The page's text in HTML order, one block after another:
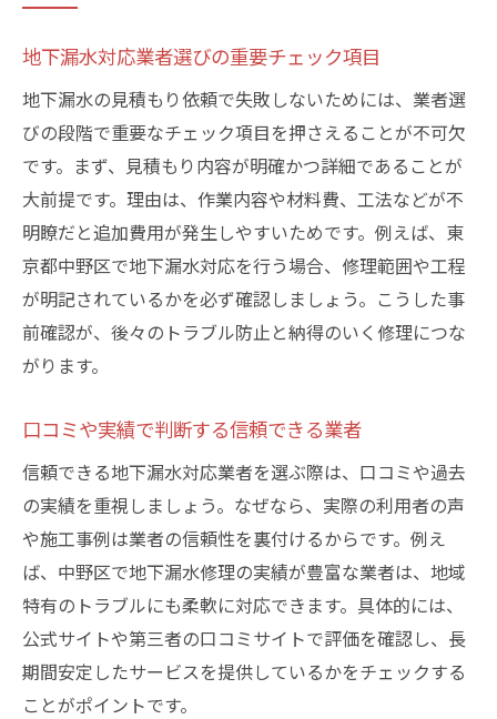
地下漏水対応業者選びの重要チェック項目
地下漏水の見積もり依頼で失敗しないためには、業者選
びの段階で重要なチェック項目を押さえることが不可欠
です。まず、見積もり内容が明確かつ詳細であることが
大前提です。理由は、作業内容や材料費、工法などが不
明瞭だと追加費用が発生しやすいためです。例えば、東
京都中野区で地下漏水対応を行う場合、修理範囲や工程
が明記されているかを必ず確認しましょう。こうした事
前確認が、後々のトラブル防止と納得のいく修理につな
がります。
口コミや実績で判断する信頼できる業者
信頼できる地下漏水対応業者を選ぶ際は、口コミや過去
の実績を重視しましょう。なぜなら、実際の利用者の声
や施工事例は業者の信頼性を裏付けるからです。例え
ば、中野区で地下漏水修理の実績が豊富な業者は、地域
特有のトラブルにも柔軟に対応できます。具体的には、
公式サイトや第三者の口コミサイトで評価を確認し、長
期間安定したサービスを提供しているかをチェックする
ことがポイントです。